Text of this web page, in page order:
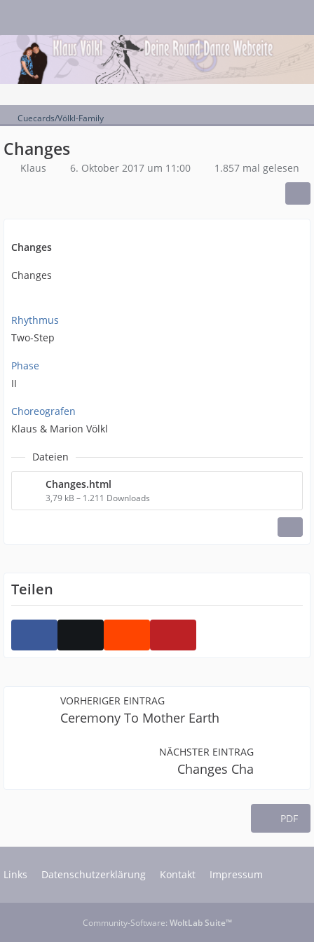
Cuecards/Völkl-Family
Changes
Klaus 6. Oktober 2017 um 11:00 1.857 mal gelesen
Changes
Changes
Rhythmus
Two-Step
Phase
II
Choreografen
Klaus & Marion Völkl
Dateien
Changes.html
3,79 kB – 1.211 Downloads
Teilen
VORHERIGER EINTRAG
Ceremony To Mother Earth
NÄCHSTER EINTRAG
Changes Cha
PDF
Links Datenschutzerklärung Kontakt Impressum
Community-Software: WoltLab Suite™